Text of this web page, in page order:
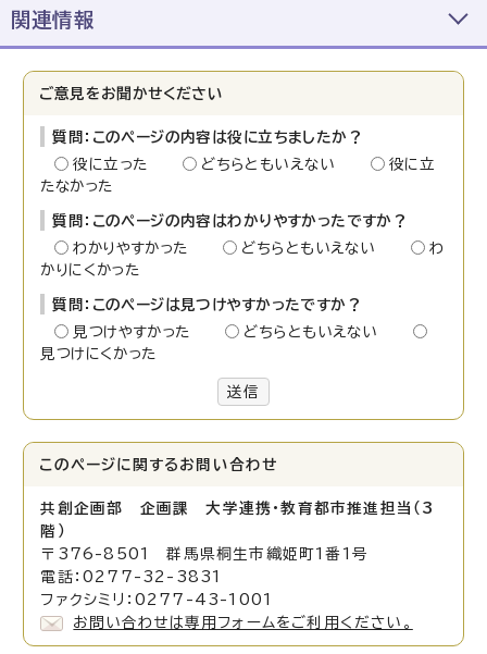
関連情報
ご意見をお聞かせください
質問：このページの内容は役に立ちましたか？
役に立った
どちらともいえない
役に立
たなかった
質問：このページの内容はわかりやすかったですか？
わかりやすかった
どちらともいえない
わ
かりにくかった
質問：このページは見つけやすかったですか？
見つけやすかった
どちらともいえない
見つけにくかった
送信
このページに関する お問い合わせ
共創企画部 企画課 大学連携・教育都市推進担当（3
階）
〒376-8501 群馬県桐生市織姫町1番1号
電話：0277-32-3831
ファクシミリ：0277-43-1001
お問い合わせは専用フォームをご利用ください。